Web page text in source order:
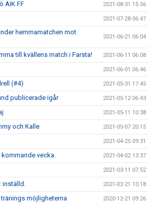
AIK FF 2021-08-31 15:56
2021-07-28 06:47
hemmamatchen mot
2021-06-21 06:04
till kvällens match i Farsta! 2021-06-11 06:08
2021-06-01 06:46
(#4) 2021-05-31 17:45
publicerade igår 2021-05-12 06:43
2021-05-11 10:38
och Kalle 2021-05-07 20:15
2021-04-25 09:31
vecka. 2021-04-02 13:37
2021-03-11 07:52
inställd. 2021-02-21 10:18
möjligheterna 2020-12-21 09:26